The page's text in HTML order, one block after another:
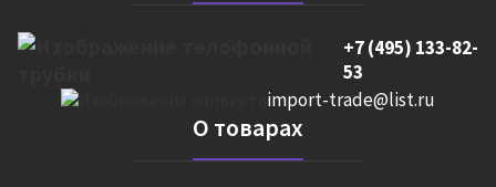
+7 (495) 133-82-
53
import-trade@list.ru
О товарах